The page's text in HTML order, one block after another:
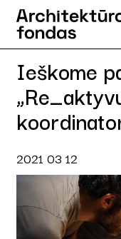
Ieškome
2021 03 12